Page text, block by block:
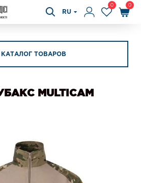
RU
0 0
КАТАЛОГ ТОВАРОВ
MULTICAM